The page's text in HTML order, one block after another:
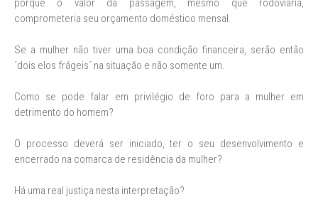
porque o valor da passagem, mesmo que rodoviária,
comprometeria seu orçamento doméstico mensal.
Se a mulher não tiver uma boa condição financeira, serão então
´dois elos frágeis´ na situação e não somente um.
Como se pode falar em privilégio de foro para a mulher em
detrimento do homem?
O processo deverá ser iniciado, ter o seu desenvolvimento e
encerrado na comarca de residência da mulher?
Há uma real justiça nesta interpretação?